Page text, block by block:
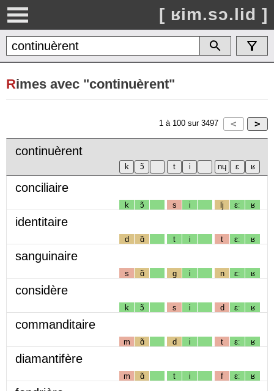
[ ʁim.sɔ.lid ]
Rimes avec "continuèrent"
1 à 100 sur 3497
continuèrent
conciliaire
k ɔ̃ s i lj ɛː ʁ
identitaire
d ɑ̃ t i t ɛː ʁ
sanguinaire
s ɑ̃ g i n ɛː ʁ
considère
k ɔ̃ s i d ɛː ʁ
commanditaire
m ɑ̃ d i t ɛː ʁ
diamantifère
m ɑ̃ t i f ɛː ʁ